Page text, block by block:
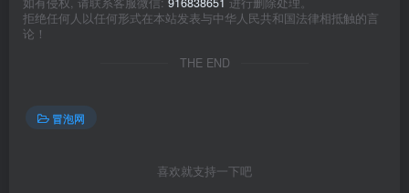
拒绝任何人以任何形式在本站发表与中华人民共和国法律相抵触的言
论！
THE END
冒泡网
喜欢就支持一下吧